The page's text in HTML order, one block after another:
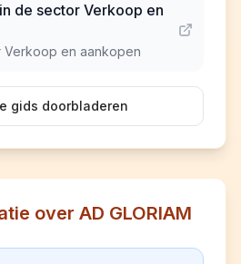
de sector Verkoop en
Verkoop en aankopen
gids doorbladeren
over AD GLORIAM